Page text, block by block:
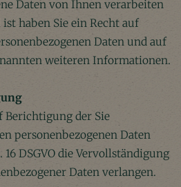
Daten von Ihnen verarbeiten
haben Sie ein Recht auf
Daten und auf
weiteren Informationen.
Berichtigung der Sie
personenbezogenen Daten
DSGVO die Vervollständigung
Daten verlangen.